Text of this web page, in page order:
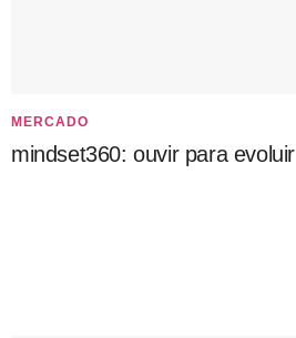
MERCADO
mindset360: ouvir para evoluir